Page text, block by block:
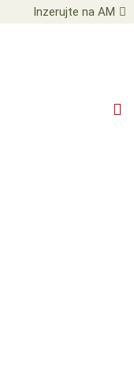
Inzerujte na AM